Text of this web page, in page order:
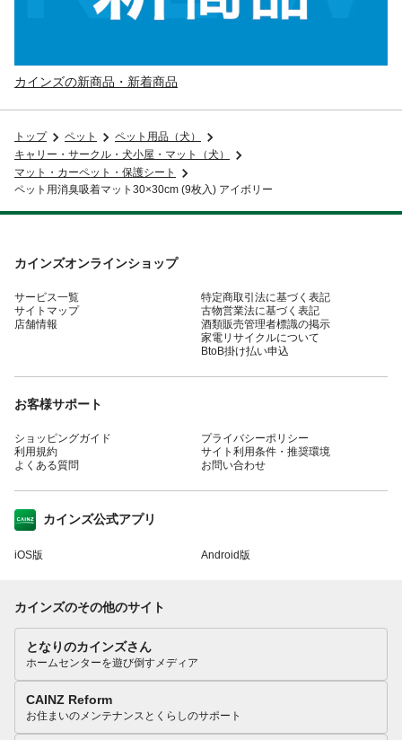
カインズの新商品・新着商品
トップ ペット
ペット用品（犬）
キャリー・サークル・犬小屋・マット（犬）
マット・カーペット・保護シート
ペット用消臭吸着マット30×30cm (9枚入) アイボリー
カインズオンラインショップ
サービス一覧
サイトマップ
店舗情報
特定商取引法に基づく表記
古物営業法に基づく表記
酒類販売管理者標識の掲示
家電リサイクルについて
BtoB掛け払い申込
お客様サポート
ショッピングガイド
利用規約
よくある質問
プライバシーポリシー
サイト利用条件・推奨環境
お問い合わせ
カインズ公式アプリ
iOS版 Android版
カインズのその他のサイト
となりのカインズさん
ホームセンターを遊び倒すメディア
CAINZ Reform
お住まいのメンテナンスとくらしのサポート